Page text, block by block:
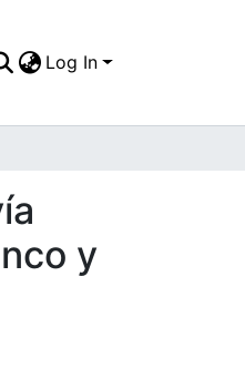
Log In
y